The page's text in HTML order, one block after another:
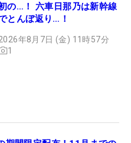
てきただけに、6度目の
おだった。
優奈が6度目で悲願成
ない」【プロテスト合
の…！ 六車日那乃は新幹線
とんぼ返り…！
年8月7日 (金) 11時57分
1